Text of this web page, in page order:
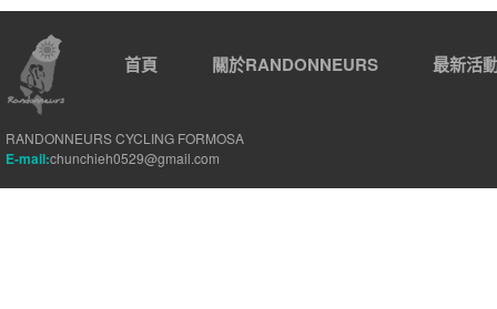
首頁 關於RANDONNEURS 最新活
RANDONNEURS CYCLING FORMOSA
E-mail:chunchieh0529@gmail.com